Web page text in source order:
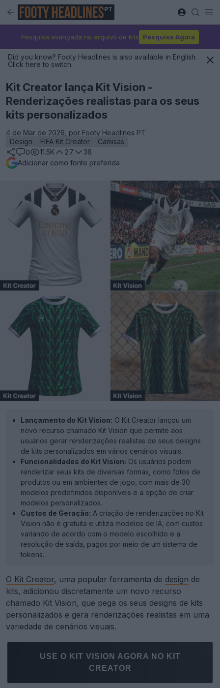
PT
Pesquisa avançada no arquivo de kits Pesquisa Agora
Did you know? Footy Headlines is also available in English.
Click here to switch.
Kit Creator lança Kit Vision -
Renderizações realistas para os seus
kits personalizados
4 de Mar de 2026, por Footy Headlines PT
Design
FIFA Kit Creator
Camisas
0
11.5K 27
38
Adicionar como fonte preferida
Lançamento do Kit Vision: O Kit Creator lançou um
novo recurso chamado Kit Vision que permite aos
usuários gerar renderizações realistas de seus designs
de kits personalizados em vários cenários visuais.
Funcionalidades do Kit Vision: Os usuários podem
renderizar seus kits de diversas formas, como fotos de
produtos ou em ambientes de jogo, com mais de 30
modelos predefinidos disponíveis e a opção de criar
modelos personalizados.
Custos de Geração: A criação de renderizações no Kit
Vision não é gratuita e utiliza modelos de IA, com custos
variando de acordo com o modelo escolhido e a
resolução de saída, pagos por meio de um sistema de
tokens.
O Kit Creator, uma popular ferramenta de design de
kits, adicionou discretamente um novo recurso
chamado Kit Vision, que pega os seus designs de kits
personalizados e gera renderizações realistas em uma
variedade de cenários visuais.
USE O KIT VISION AGORA NO KIT
CREATOR